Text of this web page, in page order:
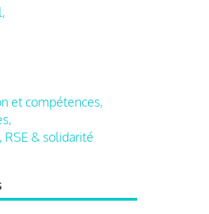
et compétences,
& solidarité